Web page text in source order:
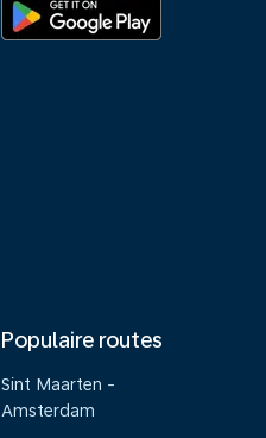
Populaire routes
Sint Maarten -
Amsterdam